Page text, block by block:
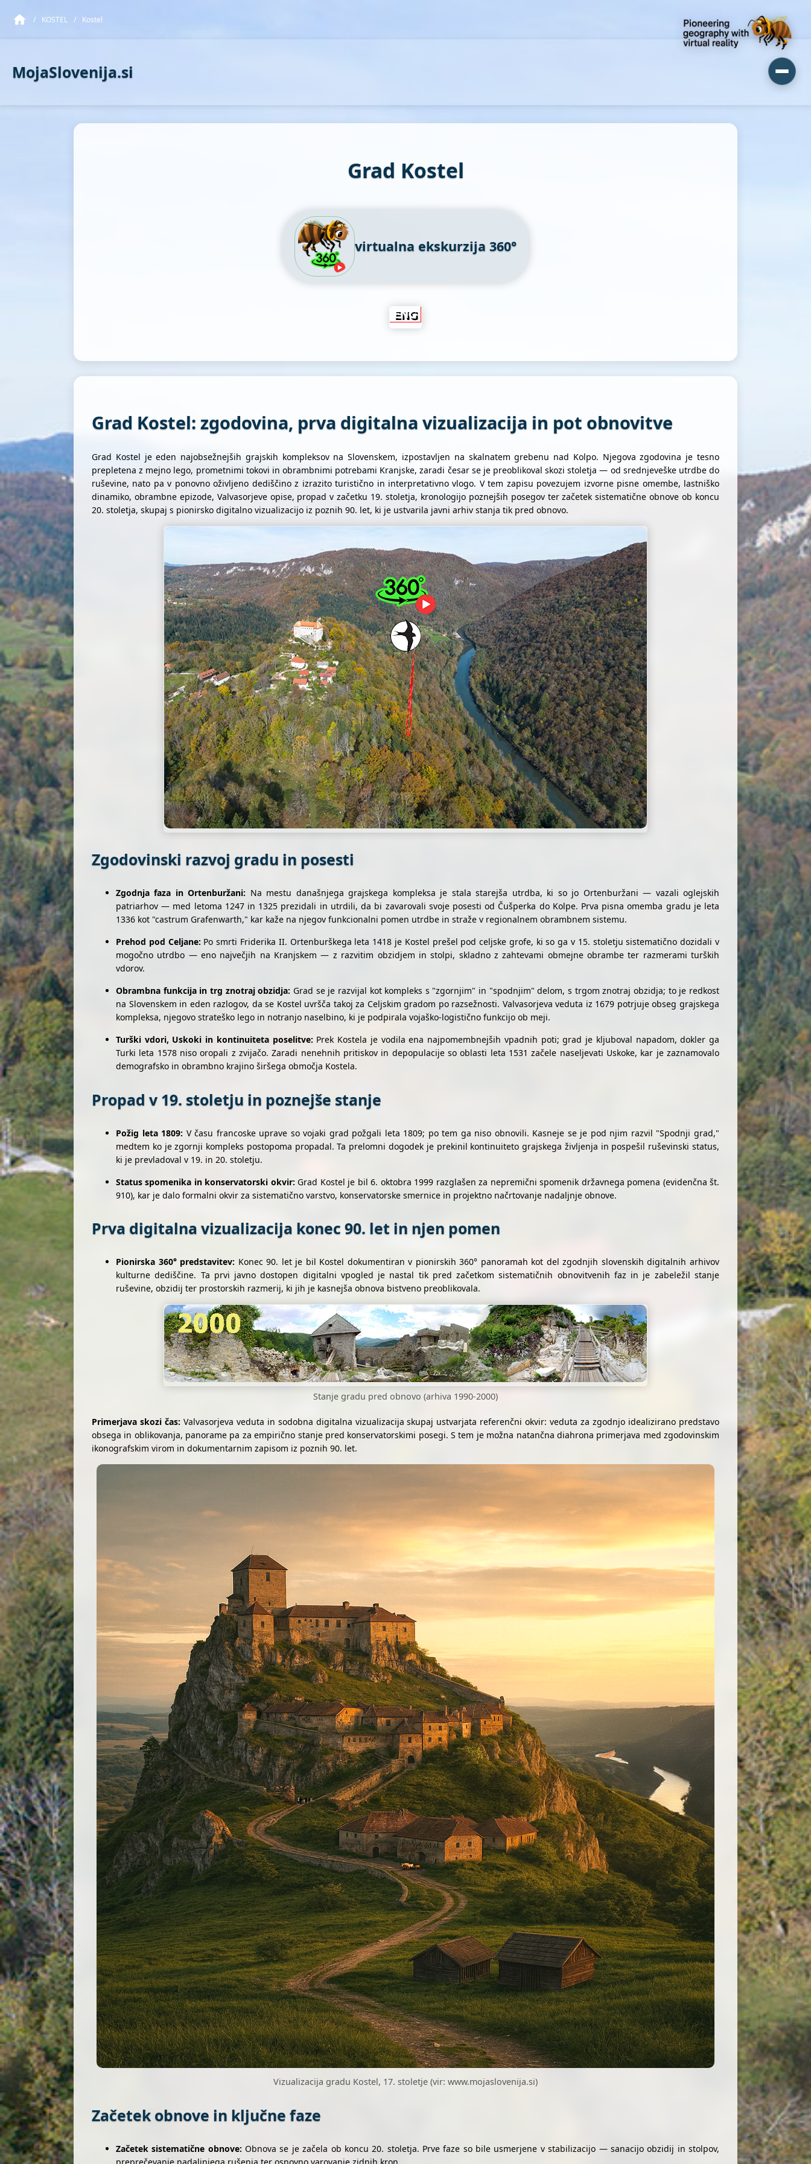
/ KOSTEL / Kostel
MojaSlovenija.si
Grad Kostel
virtualna ekskurzija 360°
Grad Kostel: zgodovina, prva digitalna vizualizacija in pot obnovitve
Grad Kostel je eden najobsežnejših grajskih kompleksov na Slovenskem, izpostavljen na skalnatem grebenu nad Kolpo. Njegova zgodovina je tesno
prepletena z mejno lego, prometnimi tokovi in obrambnimi potrebami Kranjske, zaradi česar se je preoblikoval skozi stoletja — od srednjeveške utrdbe do
ruševine, nato pa v ponovno oživljeno dediščino z izrazito turistično in interpretativno vlogo. V tem zapisu povezujem izvorne pisne omembe, lastniško
dinamiko, obrambne epizode, Valvasorjeve opise, propad v začetku 19. stoletja, kronologijo poznejših posegov ter začetek sistematične obnove ob koncu
20. stoletja, skupaj s pionirsko digitalno vizualizacijo iz poznih 90. let, ki je ustvarila javni arhiv stanja tik pred obnovo.
Zgodovinski razvoj gradu in posesti
Zgodnja faza in Ortenburžani: Na mestu današnjega grajskega kompleksa je stala starejša utrdba, ki so jo Ortenburžani — vazali oglejskih
patriarhov — med letoma 1247 in 1325 prezidali in utrdili, da bi zavarovali svoje posesti od Čušperka do Kolpe. Prva pisna omemba gradu je leta
1336 kot "castrum Grafenwarth," kar kaže na njegov funkcionalni pomen utrdbe in straže v regionalnem obrambnem sistemu.
Prehod pod Celjane: Po smrti Friderika II. Ortenburškega leta 1418 je Kostel prešel pod celjske grofe, ki so ga v 15. stoletju sistematično dozidali v
mogočno utrdbo — eno največjih na Kranjskem — z razvitim obzidjem in stolpi, skladno z zahtevami obmejne obrambe ter razmerami turških
vdorov.
Obrambna funkcija in trg znotraj obzidja: Grad se je razvijal kot kompleks s "zgornjim" in "spodnjim" delom, s trgom znotraj obzidja; to je redkost
na Slovenskem in eden razlogov, da se Kostel uvršča takoj za Celjskim gradom po razsežnosti. Valvasorjeva veduta iz 1679 potrjuje obseg grajskega
kompleksa, njegovo strateško lego in notranjo naselbino, ki je podpirala vojaško-logistično funkcijo ob meji.
Turški vdori, Uskoki in kontinuiteta poselitve: Prek Kostela je vodila ena najpomembnejših vpadnih poti; grad je kljuboval napadom, dokler ga
Turki leta 1578 niso oropali z zvijačo. Zaradi nenehnih pritiskov in depopulacije so oblasti leta 1531 začele naseljevati Uskoke, kar je zaznamovalo
demografsko in obrambno krajino širšega območja Kostela.
Propad v 19. stoletju in poznejše stanje
Požig leta 1809: V času francoske uprave so vojaki grad požgali leta 1809; po tem ga niso obnovili. Kasneje se je pod njim razvil "Spodnji grad,"
medtem ko je zgornji kompleks postopoma propadal. Ta prelomni dogodek je prekinil kontinuiteto grajskega življenja in pospešil ruševinski status,
ki je prevladoval v 19. in 20. stoletju.
Status spomenika in konservatorski okvir: Grad Kostel je bil 6. oktobra 1999 razglašen za nepremični spomenik državnega pomena (evidenčna št.
910), kar je dalo formalni okvir za sistematično varstvo, konservatorske smernice in projektno načrtovanje nadaljnje obnove.
Prva digitalna vizualizacija konec 90. let in njen pomen
Pionirska 360° predstavitev: Konec 90. let je bil Kostel dokumentiran v pionirskih 360° panoramah kot del zgodnjih slovenskih digitalnih arhivov
kulturne dediščine. Ta prvi javno dostopen digitalni vpogled je nastal tik pred začetkom sistematičnih obnovitvenih faz in je zabeležil stanje
ruševine, obzidij ter prostorskih razmerij, ki jih je kasnejša obnova bistveno preoblikovala.
Stanje gradu pred obnovo (arhiva 1990-2000)
Primerjava skozi čas: Valvasorjeva veduta in sodobna digitalna vizualizacija skupaj ustvarjata referenčni okvir: veduta za zgodnjo idealizirano predstavo
obsega in oblikovanja, panorame pa za empirično stanje pred konservatorskimi posegi. S tem je možna natančna diahrona primerjava med zgodovinskim
ikonografskim virom in dokumentarnim zapisom iz poznih 90. let.
Vizualizacija gradu Kostel, 17. stoletje (vir: www.mojaslovenija.si)
Začetek obnove in ključne faze
Začetek sistematične obnove: Obnova se je začela ob koncu 20. stoletja. Prve faze so bile usmerjene v stabilizacijo — sanacijo obzidij in stolpov,